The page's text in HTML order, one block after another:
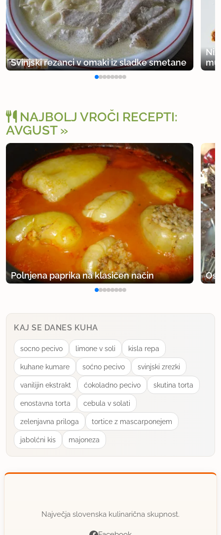
Svinjski rezanci v omaki iz sladke smetane
NAJBOLJ VROČI RECEPTI:
AVGUST
Polnjena paprika na klasičen način
KAJ SE DANES KUHA
socno pecivo limone v soli kisla repa
kuhane kumare soćno pecivo svinjski zrezki
vanilijin ekstrakt ćokoladno pecivo skutina torta
enostavna torta cebula v solati
zelenjavna priloga tortice z mascarponejem
jabolćni kis majoneza
Največja slovenska kulinarična skupnost.